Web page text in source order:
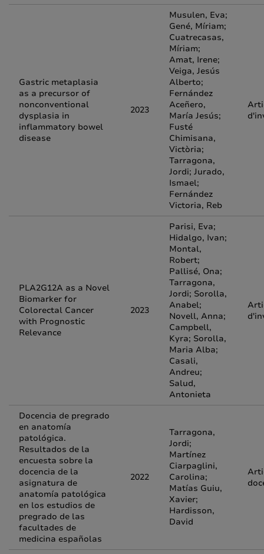
Gastric metaplasia
as a precursor of
nonconventional
dysplasia in
inflammatory bowel
disease
2023
Musulen, Eva;
Gené, Míriam;
Cuatrecasas,
Míriam;
Amat, Irene;
Veiga, Jesús
Alberto;
Fernández
Aceñero,
María Jesús;
Fusté
Chimisana,
Victòria;
Tarragona,
Jordi; Jurado,
Ismael;
Fernández
Victoria, Reb
PLA2G12A as a Novel
Biomarker for
Colorectal Cancer
with Prognostic
Relevance
2023
Parisi, Eva;
Hidalgo, Ivan;
Montal,
Robert;
Pallisé, Ona;
Tarragona,
Jordi; Sorolla,
Anabel;
Novell, Anna;
Campbell,
Kyra; Sorolla,
Maria Alba;
Casali,
Andreu;
Salud,
Antonieta
Docencia de pregrado
en anatomía
patológica.
Resultados de la
encuesta sobre la
docencia de la
asignatura de
anatomía patológica
en los estudios de
pregrado de las
facultades de
medicina españolas
2022
Tarragona,
Jordi;
Martínez
Ciarpaglini,
Carolina;
Matías Guiu,
Xavier;
Hardisson,
David